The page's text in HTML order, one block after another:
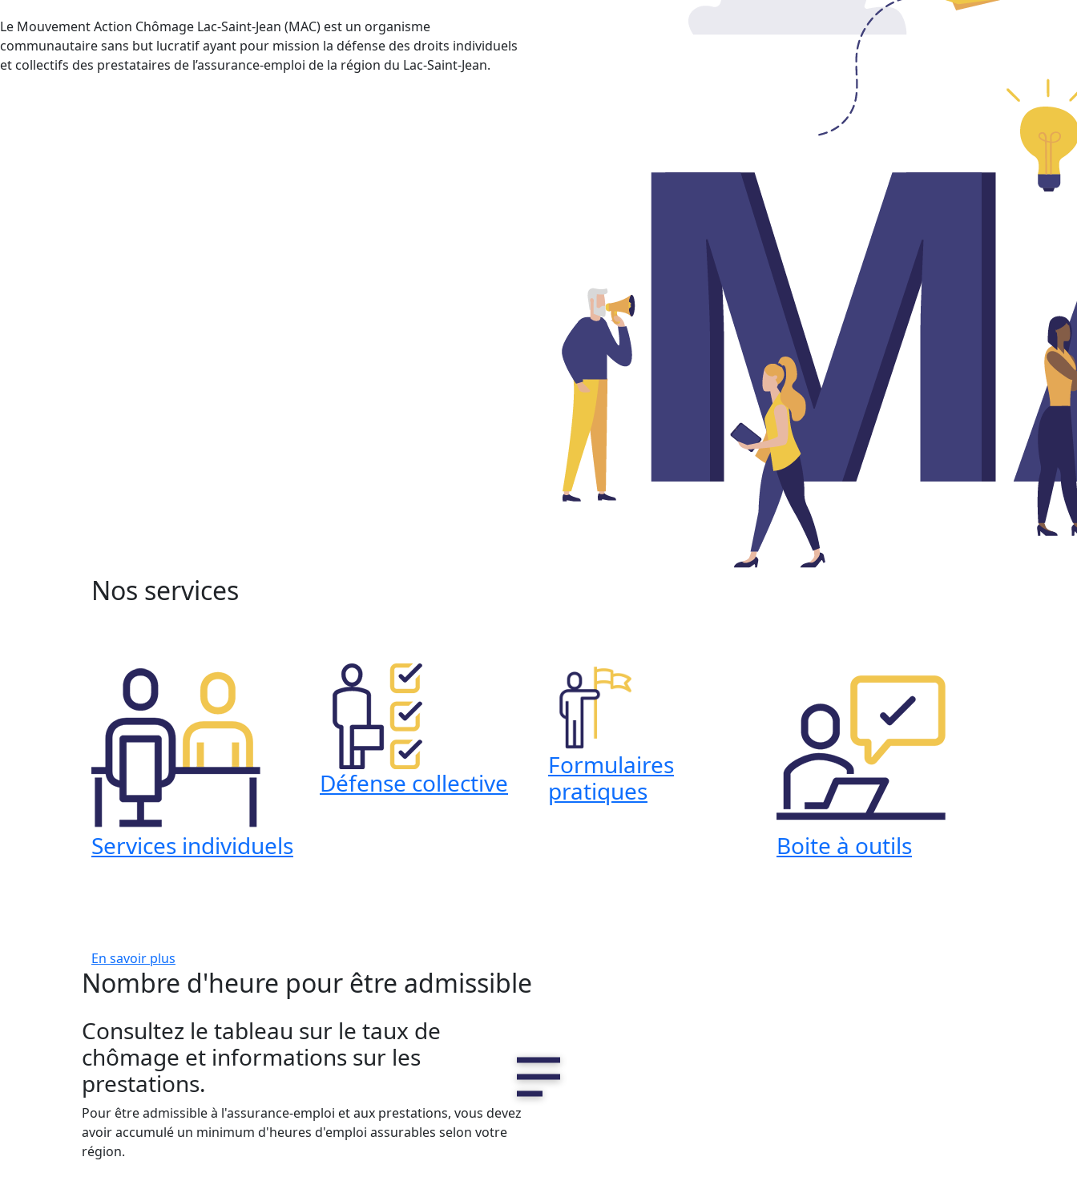
Le Mouvement Action Chômage Lac-Saint-Jean (MAC) est un organisme
communautaire sans but lucratif ayant pour mission la défense des droits individuels
et collectifs des prestataires de l’assurance-emploi de la région du Lac-Saint-Jean.
Nos services
Services individuels
Défense collective
Formulaires
pratiques
Boite à outils
En savoir plus
Nombre d'heure pour être admissible
Consultez le tableau sur le taux de
chômage et informations sur les
prestations.
Pour être admissible à l'assurance-emploi et aux prestations, vous devez
avoir accumulé un minimum d'heures d'emploi assurables selon votre
région.